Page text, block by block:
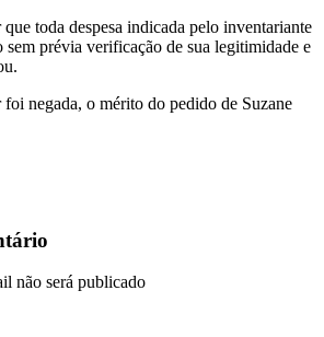
toda despesa indicada pelo inventariante
prévia verificação de sua legitimidade e
negada, o mérito do pedido de Suzane
não será publicado